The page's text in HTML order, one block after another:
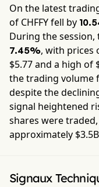
On the latest
of CHFFYfell by
During the
7.45%, with prices
$5.77and a high of
the trading volume
despite the
signal heightened
shares were
approximately $3.5B
Signaux